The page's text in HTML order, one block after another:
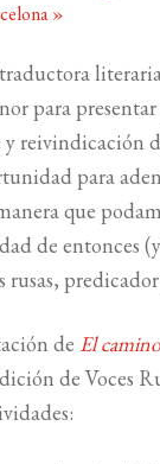
BUSCAR
LISTA DE
»
para
reivindicación
para
que
de entonces
rusas,
de El
de Voces